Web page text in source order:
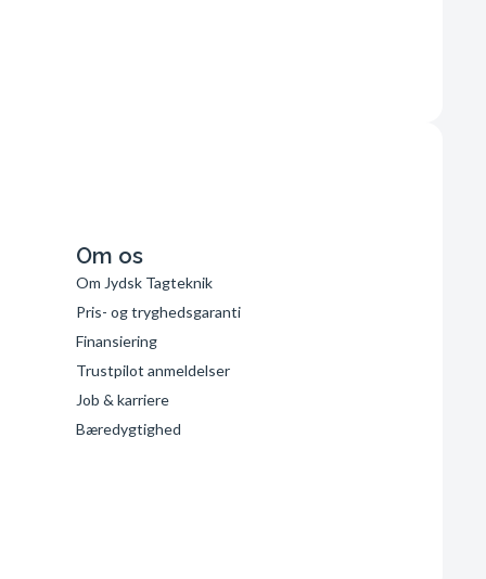
Om os
Om Jydsk Tagteknik
Pris- og tryghedsgaranti
Finansiering
Trustpilot anmeldelser
Job & karriere
Bæredygtighed